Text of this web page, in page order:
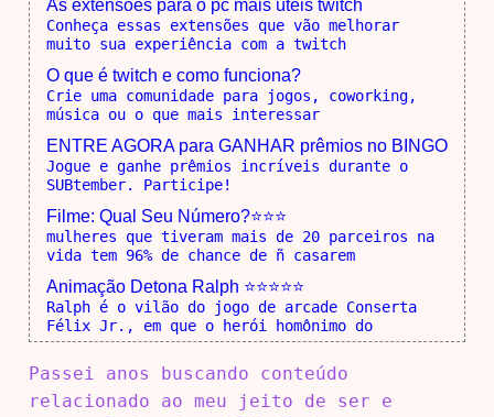
As extensões para o pc mais úteis twitch
Conheça essas extensões que vão melhorar
muito sua experiência com a twitch
O que é twitch e como funciona?
Crie uma comunidade para jogos, coworking,
música ou o que mais interessar
ENTRE AGORA para GANHAR prêmios no BINGO
Jogue e ganhe prêmios incríveis durante o
SUBtember. Participe!
Filme: Qual Seu Número?⭐⭐⭐
mulheres que tiveram mais de 20 parceiros na
vida tem 96% de chance de ñ casarem
Animação Detona Ralph ⭐⭐⭐⭐⭐
Ralph é o vilão do jogo de arcade Conserta
Félix Jr., em que o herói homônimo do
Passei anos buscando conteúdo
relacionado ao meu jeito de ser e